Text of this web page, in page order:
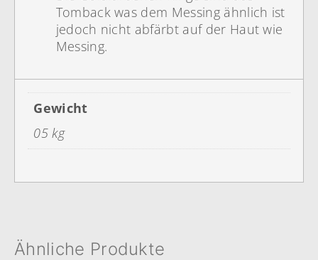
Tomback was dem Messing ähnlich ist
jedoch nicht abfärbt auf der Haut wie
Messing.
Gewicht
05 kg
Ähnliche Produkte